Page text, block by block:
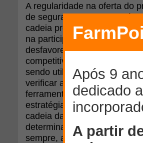
A regularidade na oferta do
de segurança alimentar só
cadeia produtiva ovina tiver
na participação dos seus
desfavorece a formação de
competitividade como um
sendo utilizadas em
verificar a posição
ferramentas é a análise
estratégias futuras a serem
cadeia da ovinocultura se
determinadas pela posição
sempre, a fatores internos.